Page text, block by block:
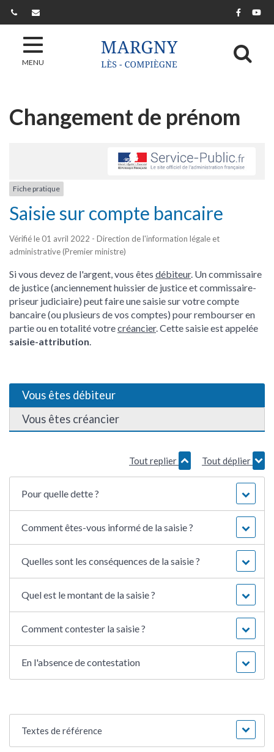
Lien
MENU
Changement de prénom
Fiche pratique
Saisie sur compte bancaire
Vérifié le 01 avril 2022 - Direction de l'information légale et
administrative (Premier ministre)
Si vous devez de l'argent, vous êtes débiteur. Un commissaire
de justice (anciennement huissier de justice et commissaire-
priseur judiciaire) peut faire une saisie sur votre compte
bancaire (ou plusieurs de vos comptes) pour rembourser en
partie ou en totalité votrecréancier. Cette saisie est appelée
saisie-attribution.
Vous êtes débiteur
Vous êtes créancier
Tout replier Tout déplier
Pour quelle dette ?
Comment êtes-vous informé de la saisie ?
Quelles sont les conséquences de la saisie ?
Quel est le montant de la saisie ?
Comment contester la saisie ?
En l'absence de contestation
Textes de référence